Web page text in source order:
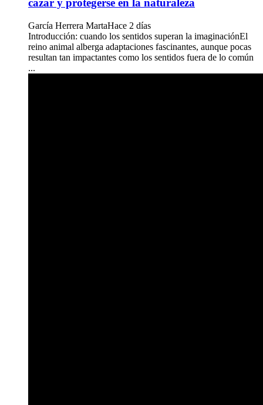
cazar y protegerse en la naturaleza
García Herrera MartaHace 2 días
Introducción: cuando los sentidos superan la imaginaciónEl
reino animal alberga adaptaciones fascinantes, aunque pocas
resultan tan impactantes como los sentidos fuera de lo común
...